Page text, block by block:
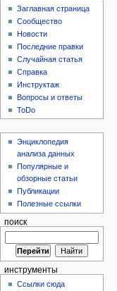
Заглавная страница
Сообщество
Новости
Последние правки
Случайная статья
Справка
Инструктаж
Вопросы и ответы
ToDo
Энциклопедия
анализа данных
Популярные и
обзорные статьи
Публикации
Полезные ссылки
поиск
инструменты
Ссылки сюда